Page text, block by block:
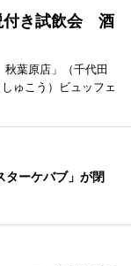
付き試飲会 酒
葉原店」（千代田
ゅこう）ビュッフェ
ターケバブ」が閉